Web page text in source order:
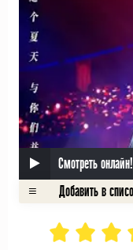
Смотреть онлайн!